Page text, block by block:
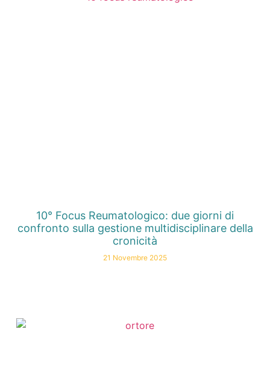
10° Focus Reumatologico: due giorni di
confronto sulla gestione multidisciplinare della
cronicità
21 Novembre 2025